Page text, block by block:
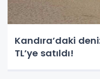
Kandıra’daki
TL’ye satıldı!